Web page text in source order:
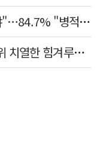
국민 75.6% "안규백 장관 물러나야"…84.7% "병적기록부 공개해야"
'선관위 특검' 주인공은…국민추천위 치열한 힘겨루기 나설 듯